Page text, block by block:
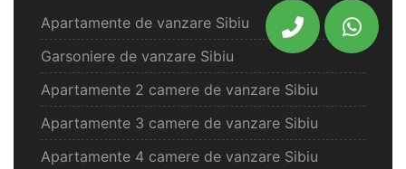
Apartamente de vanzare Sibiu
Garsoniere de vanzare Sibiu
Apartamente 2 camere de vanzare Sibiu
Apartamente 3 camere de vanzare Sibiu
Apartamente 4 camere de vanzare Sibiu